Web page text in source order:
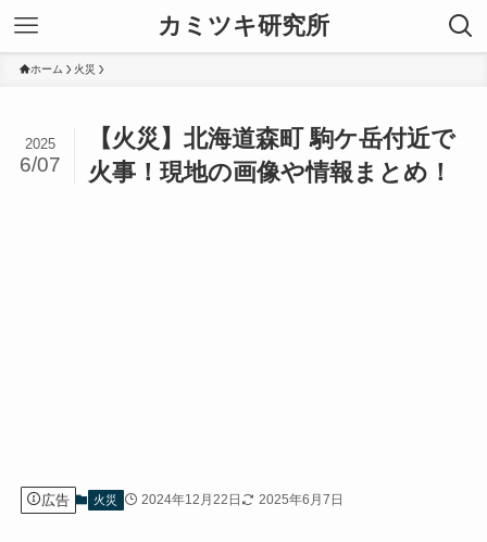
カミツキ研究所
ホーム 火災
【火災】北海道森町 駒ケ岳付近で
火事！現地の画像や情報まとめ！
2025
6/07
広告 火災 2024年12月22日 2025年6月7日